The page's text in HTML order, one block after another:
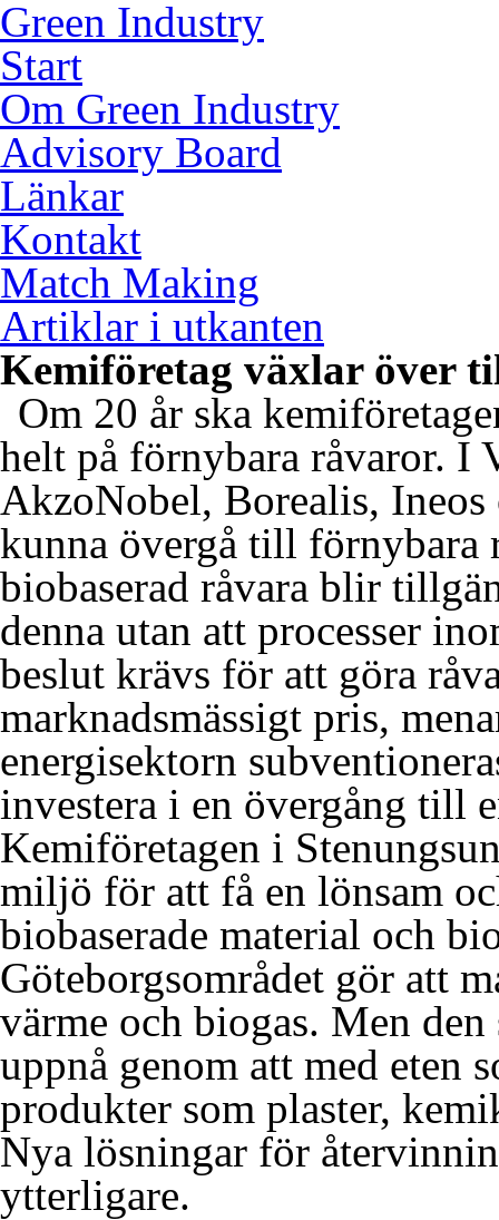
Green Industry
Start
Om Green Industry
Advisory Board
Länkar
Kontakt
Match Making
Artiklar i utkanten
Kemiföretag växlar över
Om 20 år ska
helt på förnybara råvaror. I
AkzoNobel, Borealis, Ineos
kunna övergå till förnybara
biobaserad råvara blir
denna utan att processer
beslut krävs för att göra
marknadsmässigt pris,
energisektorn
investera i en övergång till
Kemiföretagen i
miljö för att få en lönsam
biobaserade material och
Göteborgsområdet gör att
värme och biogas. Men
uppnå genom att med eten
produkter som plaster,
Nya lösningar för
ytterligare.